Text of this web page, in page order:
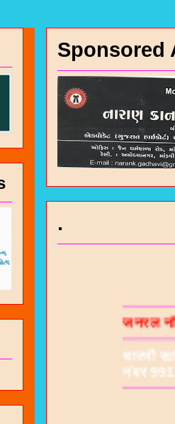
Sponsored
.
चारण
चारणी
नंबर